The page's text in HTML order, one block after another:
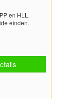
en HLL.
einden.